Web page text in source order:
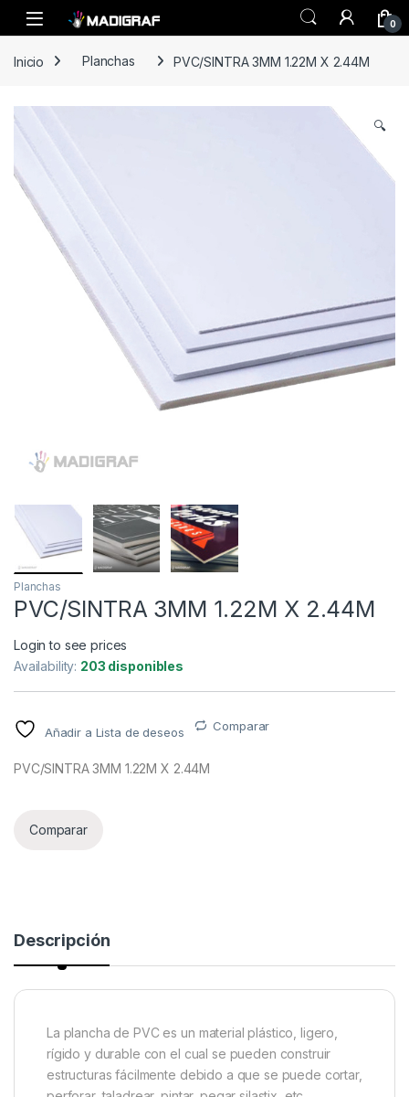
Skip to navigation
Skip to content
0
Inicio Planchas PVC/SINTRA 3MM 1.22M X 2.44M
🔍
Planchas
PVC/SINTRA 3MM 1.22M X 2.44M
Login to see prices
Availability: 203 disponibles
Añadir a Lista de deseos Comparar
PVC/SINTRA 3MM 1.22M X 2.44M
Comparar
Descripción
La plancha de PVC es un material plástico, ligero,
rígido y durable con el cual se pueden construir
estructuras fácilmente debido a que se puede cortar,